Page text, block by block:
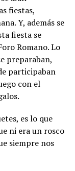
fiestas,
Y, además se
fiesta se
Romano. Lo
preparaban,
participaban
con el
es lo que
ni era un rosco
siempre nos